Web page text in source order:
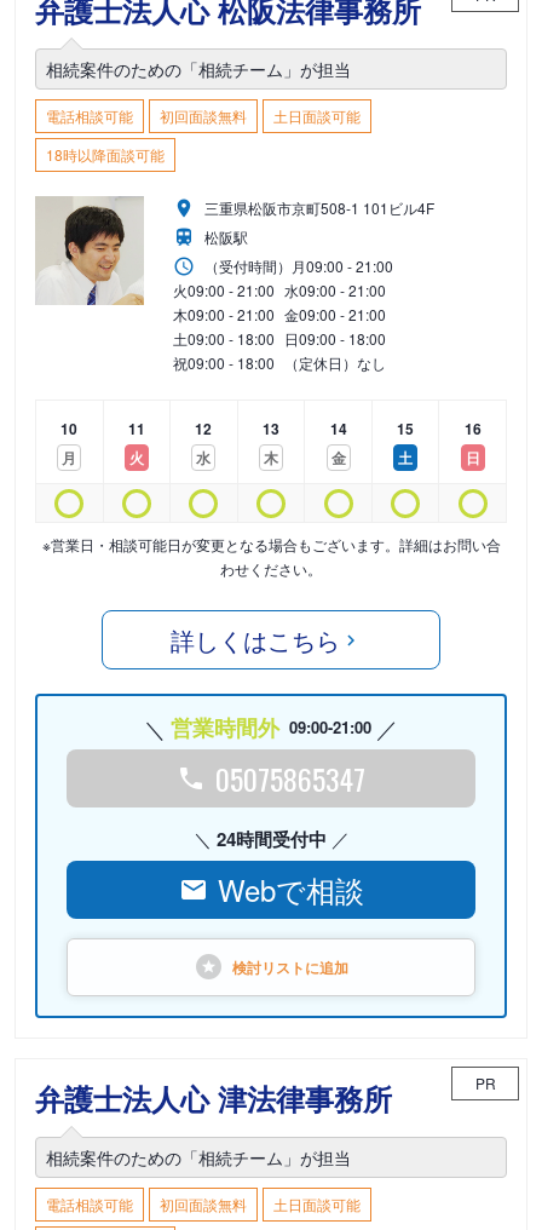
弁護士法人心 松阪法律事務所
相続案件のための「相続チーム」が担当
電話相談可能 初回面談無料
土日面談可能
18時以降面談可能
三重県松阪市京町508-1 101ビル4F
松阪駅
（受付時間） 月09:00 - 21:00
火09:00 - 21:00 水09:00 - 21:00
木09:00 - 21:00 金09:00 - 21:00
土09:00 - 18:00 日09:00 - 18:00
祝09:00 - 18:00 （定休日）なし
10
月
11
火
12
水
13
木
14
金
15
土
16
日
※営業日・相談可能日が変更となる場合もございます。詳細はお問い合
わせください。
詳しくはこちら
営業時間外 09:00-21:00
05075865347
24時間受付中
Webで相談
検討リストに追加
弁護士法人心 津法律事務所 PR
相続案件のための「相続チーム」が担当
電話相談可能 初回面談無料 土日面談可能